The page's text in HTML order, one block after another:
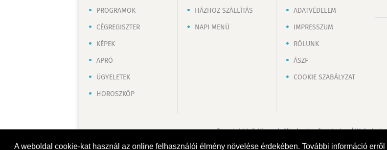
A weboldal cookie-kat használ az online felhasználói élmény növelése érdekében. További információ erről
PROGRAMOK
CÉGREGISZTER
KÉPEK
APRÓ
ÜGYELETEK
HOROSZKÓP
HÁZHOZ SZÁLLÍTÁS
NAPI MENÜ
ADATVÉDELEM
IMPRESSZUM
RÓLUNK
ÁSZF
COOKIE SZABÁLYZAT
Copyright InfoVárosok. Minden jog fenntartva. | Web